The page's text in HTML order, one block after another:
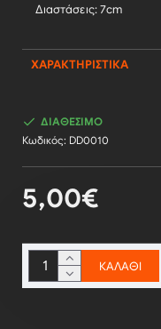
Διαστάσεις: 7cm
ΧΑΡΑΚΤΗΡΙΣΤΙΚΆ
5,00€
ΔΙΑΘΈΣΙΜΟ
Κωδικός: DD0010
ΚΑΛΆΘΙ